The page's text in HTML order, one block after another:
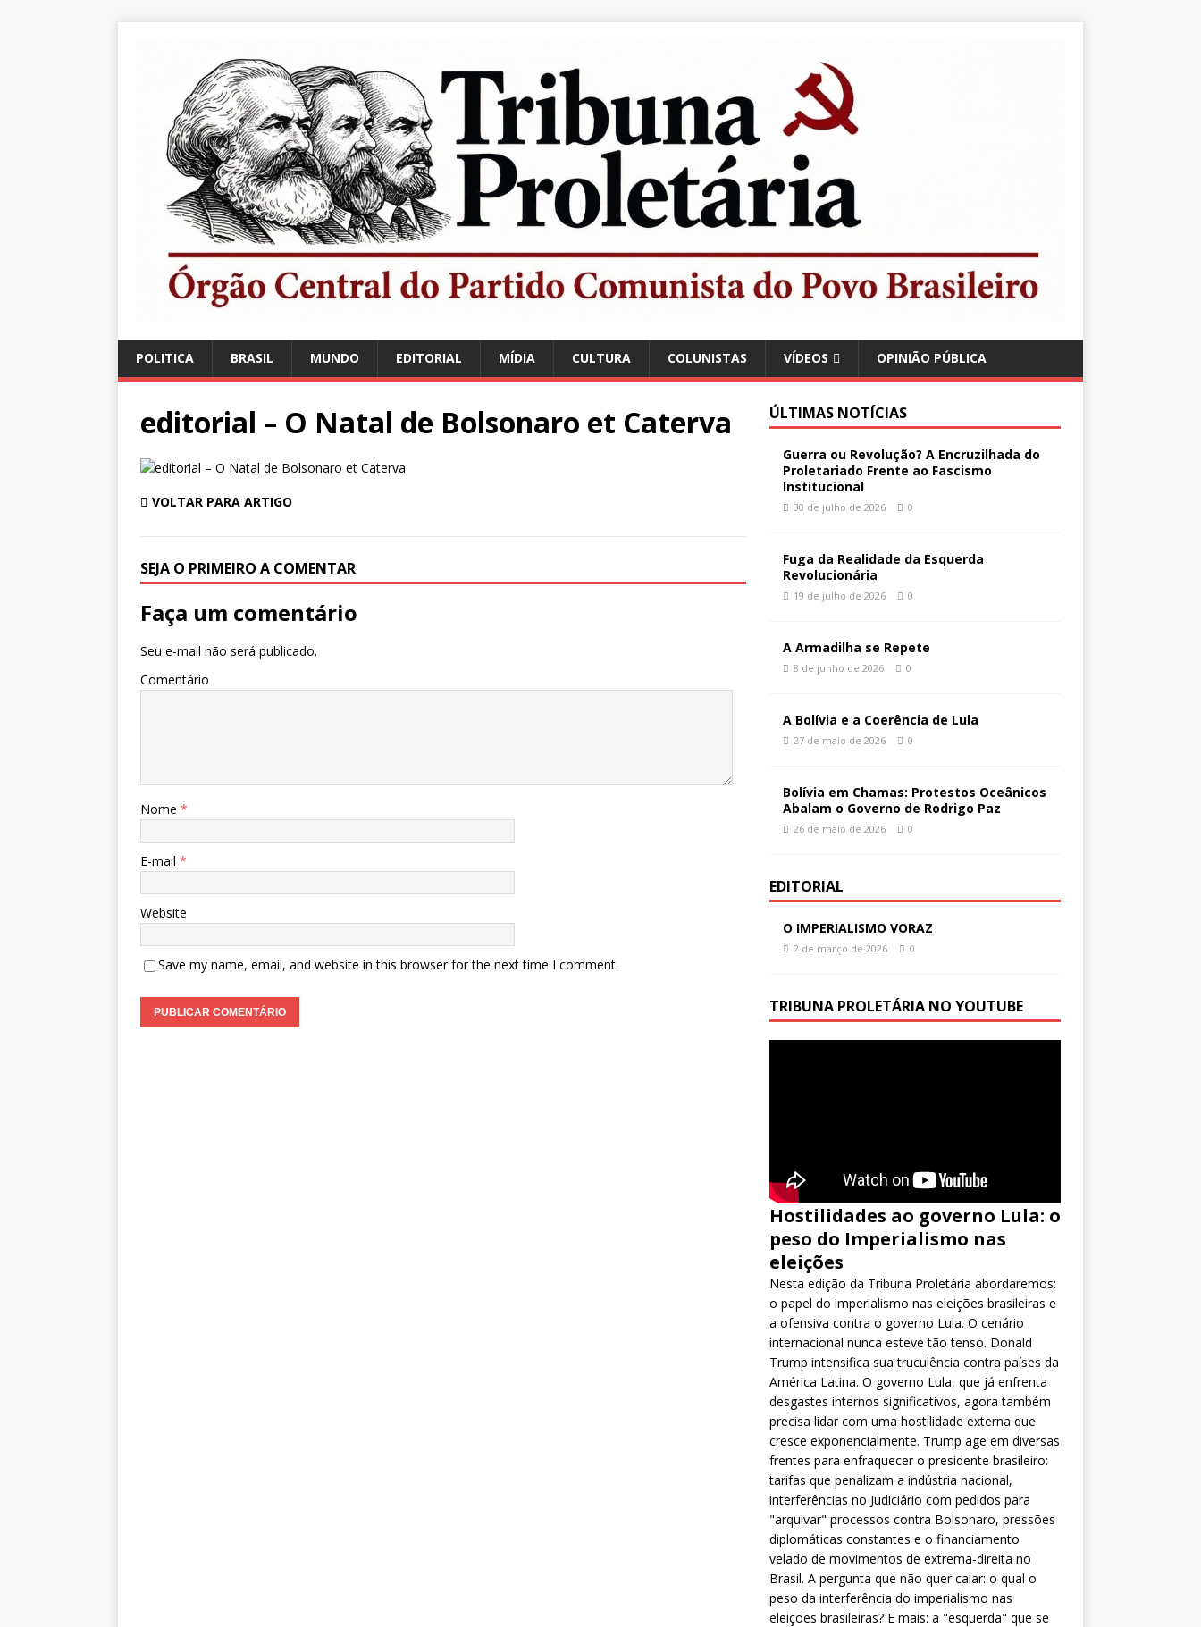
POLITICA BRASIL MUNDO EDITORIAL MÍDIA CULTURA COLUNISTAS VÍDEOS OPINIÃO PÚBLICA
editorial – O Natal de Bolsonaro et Caterva
VOLTAR PARA ARTIGO
SEJA O PRIMEIRO A COMENTAR
Faça um comentário
Seu e-mail não será publicado.
Comentário
Nome *
E-mail *
Website
Save my name, email, and website in this browser for the next time I comment.
ÚLTIMAS NOTÍCIAS
Guerra ou Revolução? A Encruzilhada do
Proletariado Frente ao Fascismo
Institucional
30 de julho de 2026 0
Fuga da Realidade da Esquerda
Revolucionária
19 de julho de 2026 0
A Armadilha se Repete
8 de junho de 2026 0
A Bolívia e a Coerência de Lula
27 de maio de 2026 0
Bolívia em Chamas: Protestos Oceânicos
Abalam o Governo de Rodrigo Paz
26 de maio de 2026 0
EDITORIAL
O IMPERIALISMO VORAZ
2 de março de 2026 0
TRIBUNA PROLETÁRIA NO YOUTUBE
Hostilidades ao governo Lula: o
peso do Imperialismo nas
eleições
Nesta edição da Tribuna Proletária abordaremos:
o papel do imperialismo nas eleições brasileiras e
a ofensiva contra o governo Lula. O cenário
internacional nunca esteve tão tenso. Donald
Trump intensifica sua truculência contra países da
América Latina. O governo Lula, que já enfrenta
desgastes internos significativos, agora também
precisa lidar com uma hostilidade externa que
cresce exponencialmente. Trump age em diversas
frentes para enfraquecer o presidente brasileiro:
tarifas que penalizam a indústria nacional,
interferências no Judiciário com pedidos para
"arquivar" processos contra Bolsonaro, pressões
diplomáticas constantes e o financiamento
velado de movimentos de extrema-direita no
Brasil. A pergunta que não quer calar: o qual o
peso da interferência do imperialismo nas
eleições brasileiras? E mais: a "esquerda" que se